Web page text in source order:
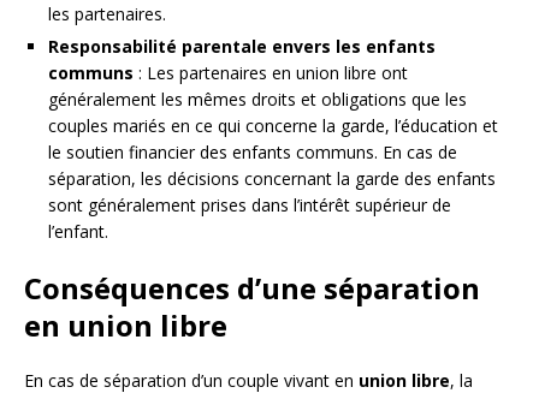
les partenaires.
Responsabilité parentale envers les enfants
communs : Les partenaires en union libre ont
généralement les mêmes droits et obligations que les
couples mariés en ce qui concerne la garde, l’éducation et
le soutien financier des enfants communs. En cas de
séparation, les décisions concernant la garde des enfants
sont généralement prises dans l’intérêt supérieur de
l’enfant.
Conséquences d’une séparation
en union libre
En cas de séparation d’un couple vivant en union libre, la